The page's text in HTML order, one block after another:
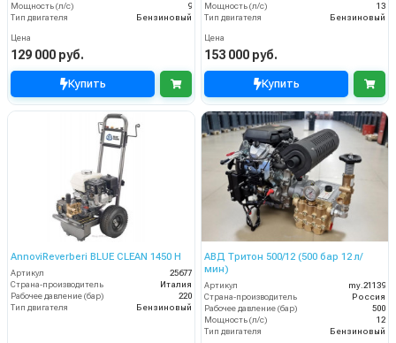
Мощность (л/с)
9
Тип двигателя
Бензиновый
Цена
129 000 руб.
Купить
Мощность (л/с)
13
Тип двигателя
Бензиновый
Цена
153 000 руб.
Купить
AnnoviReverberi BLUE CLEAN 1450 H
Артикул
25677
Страна-производитель
Италия
Рабочее давление (бар)
220
Тип двигателя
Бензиновый
АВД Тритон 500/12 (500 бар 12 л/
мин)
Артикул
my.21139
Страна-производитель
Россия
Рабочее давление (бар)
500
Мощность (л/с)
12
Тип двигателя
Бензиновый